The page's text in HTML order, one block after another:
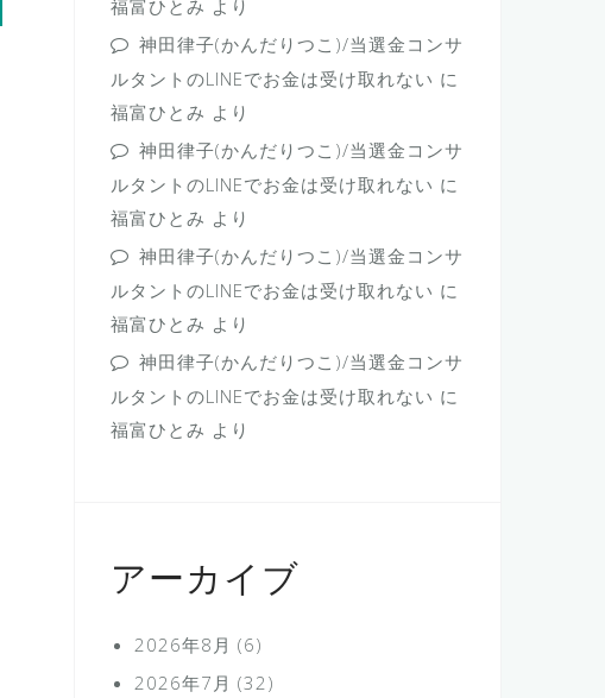
福富ひとみ より
神田律子(かんだりつこ)/当選金コンサ
ルタントのLINEでお金は受け取れない に
福富ひとみ より
神田律子(かんだりつこ)/当選金コンサ
ルタントのLINEでお金は受け取れない に
福富ひとみ より
神田律子(かんだりつこ)/当選金コンサ
ルタントのLINEでお金は受け取れない に
福富ひとみ より
神田律子(かんだりつこ)/当選金コンサ
ルタントのLINEでお金は受け取れない に
福富ひとみ より
アーカイブ
2026年8月 (6)
2026年7月 (32)